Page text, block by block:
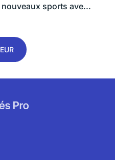
sports ave...